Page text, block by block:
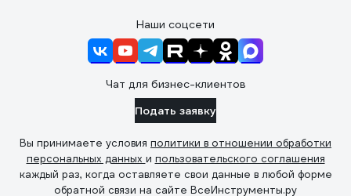
Наши соцсети
Чат для бизнес-клиентов
Подать заявку
Вы принимаете условия политики в отношении обработки
персональных данных и пользовательского соглашения
каждый раз, когда оставляете свои данные в любой форме
обратной связи на сайте ВсеИнструменты.ру